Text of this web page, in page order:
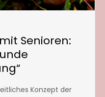
Senioren:
Konzept der